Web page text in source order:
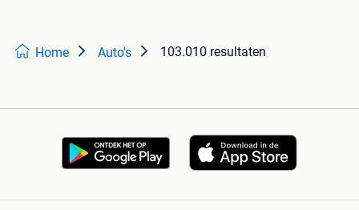
Home Auto's 103.010 resultaten